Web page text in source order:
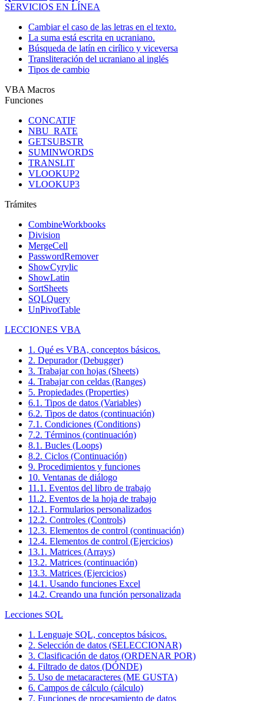
SERVICIOS EN LÍNEA
Cambiar el caso de las letras en el texto.
La suma está escrita en ucraniano.
Búsqueda de latín en cirílico y viceversa
Transliteración del ucraniano al inglés
Tipos de cambio
VBA Macros
Funciones
CONCATIF
NBU_RATE
GETSUBSTR
SUMINWORDS
TRANSLIT
VLOOKUP2
VLOOKUP3
Trámites
CombineWorkbooks
Division
MergeCell
PasswordRemover
ShowCyrylic
ShowLatin
SortSheets
SQLQuery
UnPivotTable
LECCIONES VBA
1. Qué es VBA, conceptos básicos.
2. Depurador (Debugger)
3. Trabajar con hojas (Sheets)
4. Trabajar con celdas (Ranges)
5. Propiedades (Properties)
6.1. Tipos de datos (Variables)
6.2. Tipos de datos (continuación)
7.1. Condiciones (Conditions)
7.2. Términos (continuación)
8.1. Bucles (Loops)
8.2. Ciclos (Continuación)
9. Procedimientos y funciones
10. Ventanas de diálogo
11.1. Eventos del libro de trabajo
11.2. Eventos de la hoja de trabajo
12.1. Formularios personalizados
12.2. Controles (Controls)
12.3. Elementos de control (continuación)
12.4. Elementos de control (Ejercicios)
13.1. Matrices (Arrays)
13.2. Matrices (continuación)
13.3. Matrices (Ejercicios)
14.1. Usando funciones Excel
14.2. Creando una función personalizada
Lecciones SQL
1. Lenguaje SQL, conceptos básicos.
2. Selección de datos (SELECCIONAR)
3. Clasificación de datos (ORDENAR POR)
4. Filtrado de datos (DÓNDE)
5. Uso de metacaracteres (ME GUSTA)
6. Campos de cálculo (cálculo)
7. Funciones de procesamiento de datos